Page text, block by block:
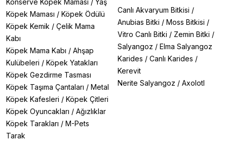
Konserve Köpek Maması / Yaş
Köpek Maması / Köpek Ödülü
Köpek Kemik / Çelik Mama
Kabı
Köpek Mama Kabı / Ahşap
Kulübeleri / Köpek Yatakları
Köpek Gezdirme Tasması
Köpek Taşıma Çantaları / Metal
Köpek Kafesleri / Köpek Çitleri
Köpek Oyuncakları / Ağızlıklar
Köpek Tarakları / M-Pets
Tarak
Canlı Akvaryum Bitkisi /
Anubias Bitki / Moss Bitkisi /
Vitro Canlı Bitki / Zemin Bitki /
Salyangoz / Elma Salyangoz
Karides / Canlı Karides /
Kerevit
Nerite Salyangoz / Axolotl